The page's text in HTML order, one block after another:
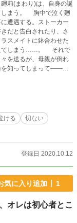
莉(まわり)は、自身の誕
しまう。 胸中で泣く廻
遭遇する。ストーカー
だと告白されたり、さ
スメイトに鉢合わせた
てしまう……。 それで
を送るが、母親が倒れ
を知ってしまって――。
えない悩みを抱えて
す！ プロローグだけで
どうぞごゆっくりお
ものとは関係ありませ
ける
切ない
登録日 2020.10.12
気に入り追加 1
オレは初心者とこ